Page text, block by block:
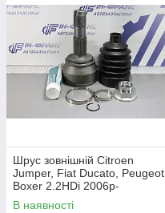
Шрус зовнішній Citroen
Jumper, Fiat Ducato, Peugeot
Boxer 2.2HDi 2006р-
В наявності